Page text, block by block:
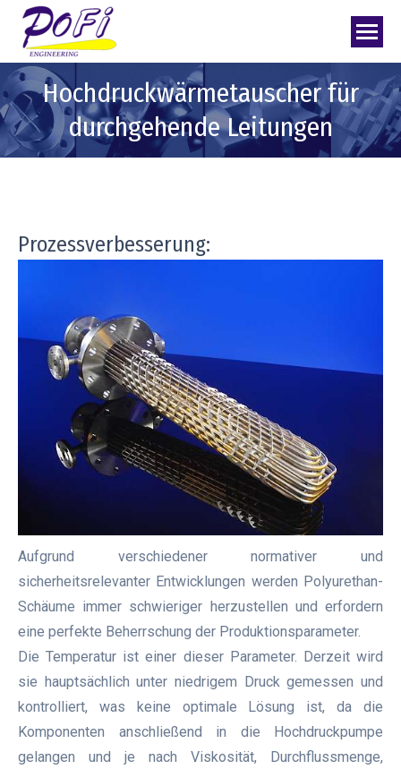
Hochdruckwärmetauscher für
durchgehende Leitungen
Prozessverbesserung:
Aufgrund verschiedener normativer und
sicherheitsrelevanter Entwicklungen werden Polyurethan-
Schäume immer schwieriger herzustellen und erfordern
eine perfekte Beherrschung der Produktionsparameter.
Die Temperatur ist einer dieser Parameter. Derzeit wird
sie hauptsächlich unter niedrigem Druck gemessen und
kontrolliert, was keine optimale Lösung ist, da die
Komponenten anschließend in die Hochdruckpumpe
gelangen und je nach Viskosität, Durchflussmenge,